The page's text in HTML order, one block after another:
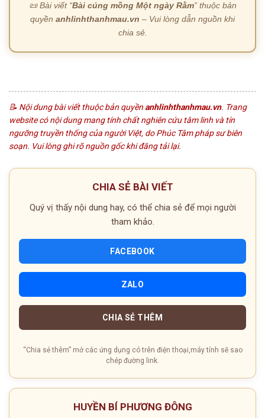
📜 Bài viết “Bài cúng mồng Một ngày Rằm” thuộc bản
quyền anhlinhthanhmau.vn – Vui lòng dẫn nguồn khi
chia sẻ.
📝 Nội dung bài viết thuộc bản quyền anhlinhthanhmau.vn. Trang
website có nội dung mang tính chất nghiên cứu tâm linh và tín
ngưỡng truyền thống của người Việt, do Phúc Tâm pháp sư biên
soạn. Vui lòng ghi rõ nguồn gốc khi đăng tải lại.
CHIA SẺ BÀI VIẾT
Quý vị thấy nội dung hay, có thể chia sẻ để mọi người
tham khảo.
FACEBOOK
ZALO
CHIA SẺ THÊM
“Chia sẻ thêm” mở các ứng dụng có trên điện thoại,máy tính sẽ sao
chép đường link.
HUYỀN BÍ PHƯƠNG ĐÔNG